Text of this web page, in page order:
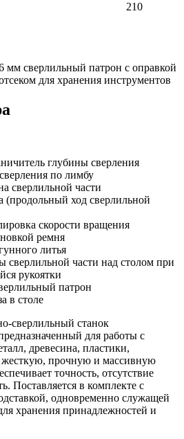
210
мм сверлильный патрон с оправкой
для хранения инструментов
глубины сверления
по лимбу
сверлильной части
(продольный ход сверлильной
скорости вращения
ремня
литья
сверлильной части над столом при
рукоятки
патрон
в столе
сверлильный станок
для работы с
древесина, пластики,
прочную и массивную
точность, отсутствие
Поставляется в комплекте с
одновременно служащей
хранения принадлежностей и